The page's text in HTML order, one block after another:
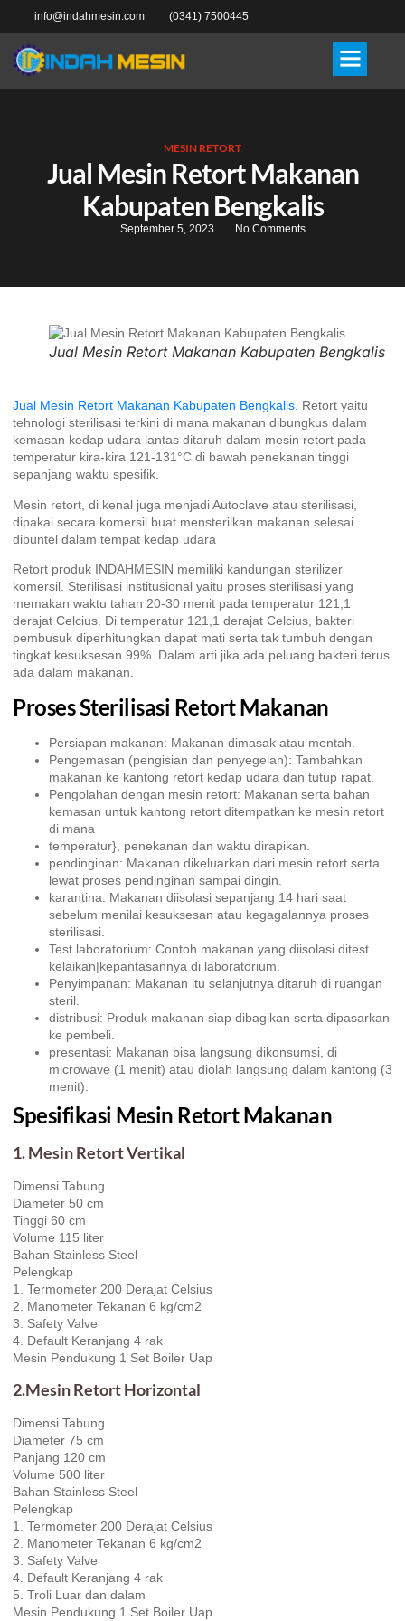
info@indahmesin.com (0341) 7500445
MESIN RETORT
Jual Mesin Retort Makanan
Kabupaten Bengkalis
September 5, 2023 No Comments
Jual Mesin Retort Makanan Kabupaten Bengkalis
Jual Mesin Retort Makanan Kabupaten Bengkalis. Retort yaitu
tehnologi sterilisasi terkini di mana makanan dibungkus dalam
kemasan kedap udara lantas ditaruh dalam mesin retort pada
temperatur kira-kira 121-131°C di bawah penekanan tinggi
sepanjang waktu spesifik.
Mesin retort, di kenal juga menjadi Autoclave atau sterilisasi,
dipakai secara komersil buat mensterilkan makanan selesai
dibuntel dalam tempat kedap udara
Retort produk INDAHMESIN memiliki kandungan sterilizer
komersil. Sterilisasi institusional yaitu proses sterilisasi yang
memakan waktu tahan 20-30 menit pada temperatur 121,1
derajat Celcius. Di temperatur 121,1 derajat Celcius, bakteri
pembusuk diperhitungkan dapat mati serta tak tumbuh dengan
tingkat kesuksesan 99%. Dalam arti jika ada peluang bakteri terus
ada dalam makanan.
Proses Sterilisasi Retort Makanan
Persiapan makanan: Makanan dimasak atau mentah.
Pengemasan (pengisian dan penyegelan): Tambahkan
makanan ke kantong retort kedap udara dan tutup rapat.
Pengolahan dengan mesin retort: Makanan serta bahan
kemasan untuk kantong retort ditempatkan ke mesin retort
di mana
temperatur}, penekanan dan waktu dirapikan.
pendinginan: Makanan dikeluarkan dari mesin retort serta
lewat proses pendinginan sampai dingin.
karantina: Makanan diisolasi sepanjang 14 hari saat
sebelum menilai kesuksesan atau kegagalannya proses
sterilisasi.
Test laboratorium: Contoh makanan yang diisolasi ditest
kelaikan|kepantasannya di laboratorium.
Penyimpanan: Makanan itu selanjutnya ditaruh di ruangan
steril.
distribusi: Produk makanan siap dibagikan serta dipasarkan
ke pembeli.
presentasi: Makanan bisa langsung dikonsumsi, di
microwave (1 menit) atau diolah langsung dalam kantong (3
menit).
Spesifikasi Mesin Retort Makanan
1. Mesin Retort Vertikal
Dimensi Tabung
Diameter 50 cm
Tinggi 60 cm
Volume 115 liter
Bahan Stainless Steel
Pelengkap
1. Termometer 200 Derajat Celsius
2. Manometer Tekanan 6 kg/cm2
3. Safety Valve
4. Default Keranjang 4 rak
Mesin Pendukung 1 Set Boiler Uap
2.Mesin Retort Horizontal
Dimensi Tabung
Diameter 75 cm
Panjang 120 cm
Volume 500 liter
Bahan Stainless Steel
Pelengkap
1. Termometer 200 Derajat Celsius
2. Manometer Tekanan 6 kg/cm2
3. Safety Valve
4. Default Keranjang 4 rak
5. Troli Luar dan dalam
Mesin Pendukung 1 Set Boiler Uap